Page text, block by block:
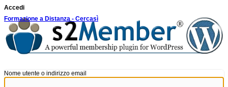
Accedi
Formazione a Distanza - Cercasì
Nome utente o indirizzo email